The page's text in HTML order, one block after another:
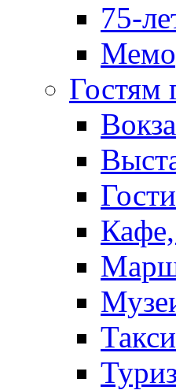
75-
Гостям
Такси